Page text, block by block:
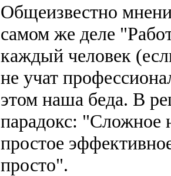
Общеизвестно
самом же деле
каждый человек
не учат
этом наша беда. В
парадокс: "Сложное
простое
просто".